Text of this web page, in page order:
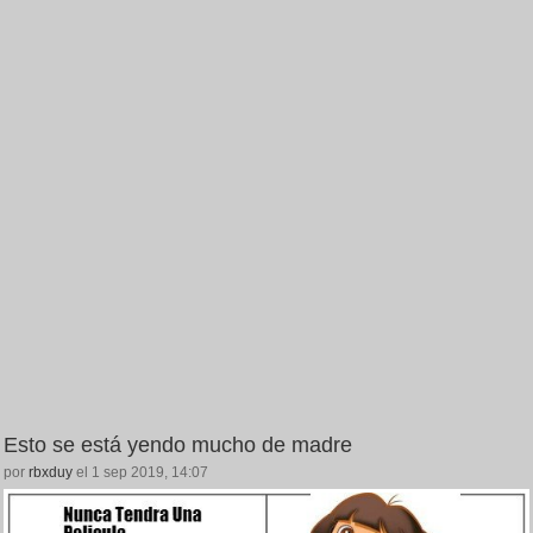
Esto se está yendo mucho de madre
por rbxduy el 1 sep 2019, 14:07